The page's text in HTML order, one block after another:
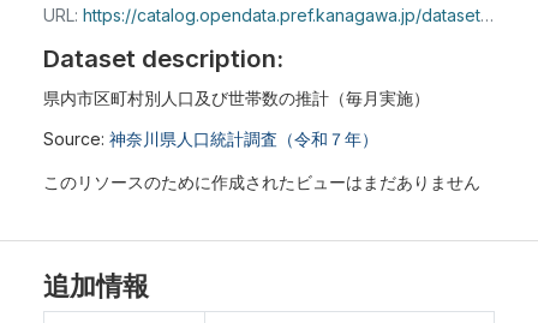
URL: https://catalog.opendata.pref.kanagawa.jp/dataset/a35523c1-79b3-4b92-bd88-81f3384b4be7/resource/dca68d17-4f92-499b-8193-607b374fd253/download/geppou_r7_10.pdf
Dataset description:
県内市区町村別人口及び世帯数の推計（毎月実施）
Source: 神奈川県人口統計調査（令和７年）
このリソースのために作成されたビューはまだありません
追加情報